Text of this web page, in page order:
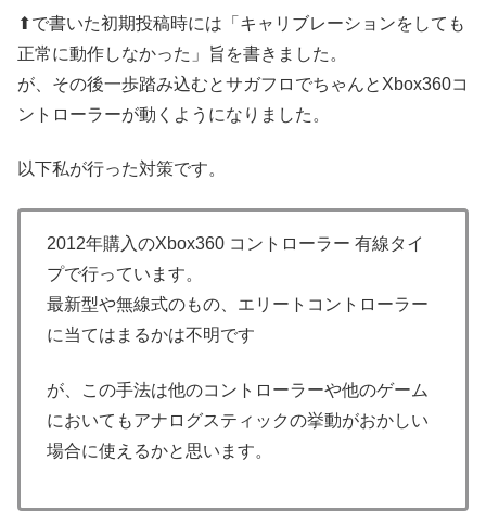
⬆で書いた初期投稿時には「キャリブレーションをしても
正常に動作しなかった」旨を書きました。
が、その後一歩踏み込むとサガフロでちゃんとXbox360コ
ントローラーが動くようになりました。
以下私が行った対策です。
2012年購入のXbox360 コントローラー 有線タイ
プで行っています。
最新型や無線式のもの、エリートコントローラー
に当てはまるかは不明です
が、この手法は他のコントローラーや他のゲーム
においてもアナログスティックの挙動がおかしい
場合に使えるかと思います。